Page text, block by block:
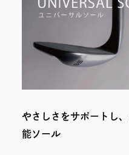
やさしさをサポートし
能ソール